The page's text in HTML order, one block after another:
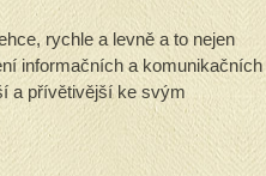
rychle a levně a to nejen
informačních a komunikačních
a přívětivější ke svým